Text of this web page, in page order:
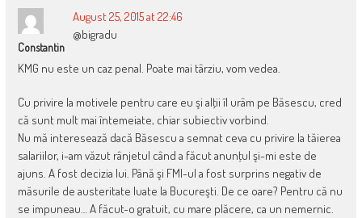
Constantin
August 25, 2015 at 22:46
@bigradu
KMG nu este un caz penal. Poate mai târziu, vom vedea.
Cu privire la motivele pentru care eu şi alţii îl urâm pe Băsescu, cred
că sunt mult mai întemeiate, chiar subiectiv vorbind.
Nu mă interesează dacă Băsescu a semnat ceva cu privire la tăierea
salariilor, i-am văzut rânjetul când a făcut anunţul şi-mi este de
ajuns. A fost decizia lui. Până şi FMI-ul a fost surprins negativ de
măsurile de austeritate luate la Bucureşti. De ce oare? Pentru că nu
se impuneau… A făcut-o gratuit, cu mare plăcere, ca un nemernic.